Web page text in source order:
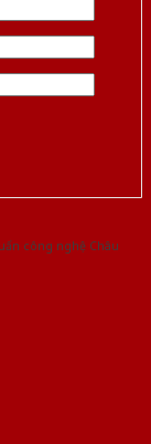
công nghệ Châu